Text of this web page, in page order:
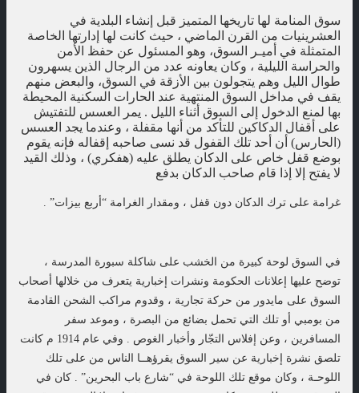
سوق المنامة لها تاريخها المتميز قبل إنشاء البلدية في
العشرينيات من القرن الماضي ، حيث كانت لها إدارتها الخاصة
المتمثلة في أميـر السوق، وهو المسئول عن حفظ الأمن
والحراسة الليلية ، وكان يعاونه عدد من الرجال الذين يسهرون
طوال الليل وهم يتجولون بين الأزقة في السوق، والبعض منهم
يقف في مداخل السوق المنتهية عند الحارات السكنية المحيطة
بها لمنع الدخول إلى السوق أثناء الليل . يمر العسس للتفتيش
على أقفال الدكاكين للتأكد من أنها مقفلة ، وعندما يجد العسس
(الحارس) أن أحد تلك القفول قد نسى صاحبه إقفاله فإنه يقوم
بوضع قفل خاص على الدكان يطلق عليه (هفكري) ، وذلك القيد
لا يفتح إلا إذا قام صاحب الدكان بدفع
غرامة على ترك الدكان دون قفل ، ومقدار الغرامة “أربع بيزات” .
في السوق لوحة كبيرة من الخشب على شاكلة سبورة المدرسة ،
توضح عليها إعلانات الحكومة ونشرات إخبارية يتعرف من خلالها أصحاب
السوق على مايدور من حركة تجارية ، وقدوم مراكب الشحن القادمة
من بومبي أو تلك التي تحمل بضائع من البصرة ، وموعد سفر
المسافرين ، وعن إفلاس التجّار وأخبار الغوص . وفي عام 1914 م كانت
تلصق نشرة إخبارية عن سير السوق يقرؤهــا الناس من على تلك
اللوحـة ، وكان موقع تلك اللوحة في “شارع باب البحرين” . كان في